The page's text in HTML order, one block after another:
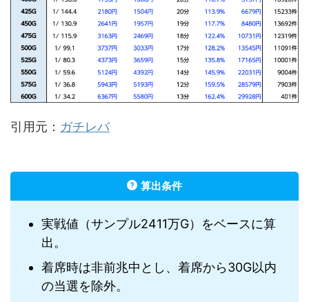
引用元： ガチレバ
算出条件
実戦値（サンプル2411万G）をベースに算
出。
着席時は非前兆中とし、着席から30G以内
の当選を除外。